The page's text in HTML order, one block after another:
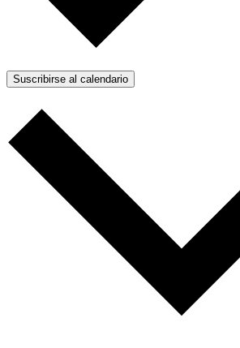
Suscribirse al calendario